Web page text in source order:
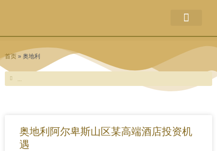
首页 » 奥地利
Search
Search
奥地利阿尔卑斯山区某高端酒店投资机
遇